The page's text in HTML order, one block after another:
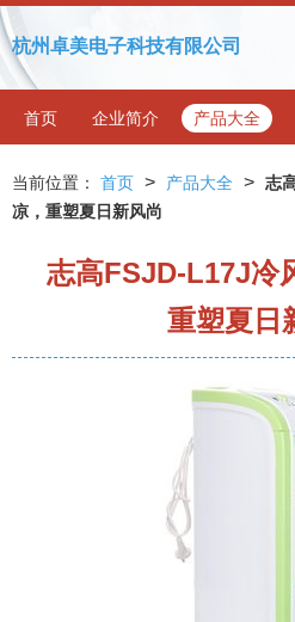
杭州卓美电子科技有限公司
首页 企业简介 产品大全
当前位置： 首页 > 产品大全 > 志
凉，重塑夏日新风尚
志高FSJD-L17J冷
重塑夏日